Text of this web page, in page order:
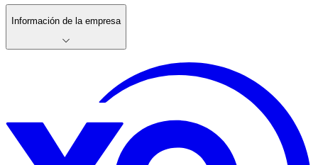
Información de la empresa